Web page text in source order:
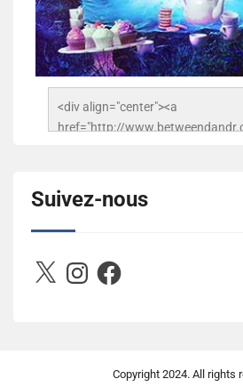
<div align="center"><a
href="http://
503716673157532-
alt="Between D&R"
</div>
Suivez-nous
X InstagramFacebook
Copyright 2024. All rights